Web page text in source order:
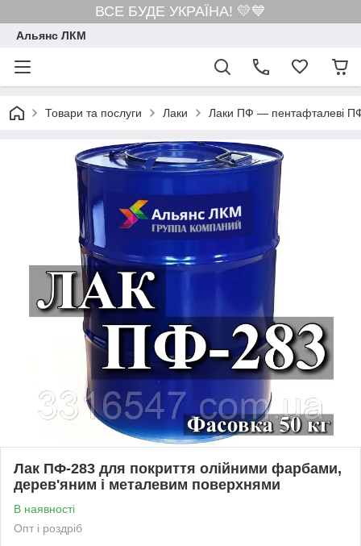
ВСЕ БУДЕ УКРАЇНА! 💛💙
Альянс ЛКМ
Товари та послуги Лаки Лаки ПФ — пентафталеві
Лак ПФ-283 для покриття олійними фарбами,
дерев'яним і металевим поверхнями
В наявності
Опт і роздріб